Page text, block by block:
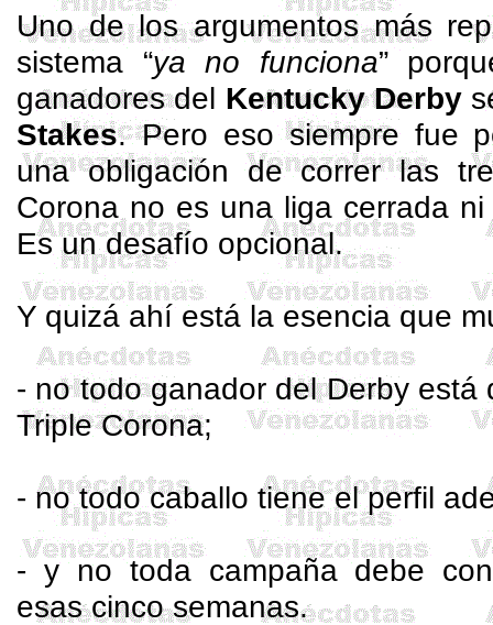
Uno de los argumentos más
sistema “ya no funciona”
ganadores del Kentucky Derby
Stakes. Pero eso siempre fue
una obligación de correr las
Corona no es una liga cerrada
Es un desafío opcional.
Y quizá ahí está la esencia que
- no todo ganador del Derby está
Triple Corona;
- no todo caballo tiene el perfil
- y no toda campaña debe
esas cinco semanas.